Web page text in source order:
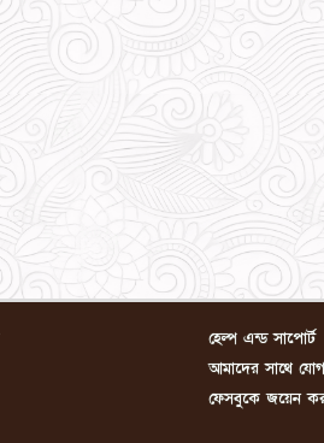
হেল্প এন্ড সাপোর্ট
আমাদের সাথে
ফেসবুকে জয়েন